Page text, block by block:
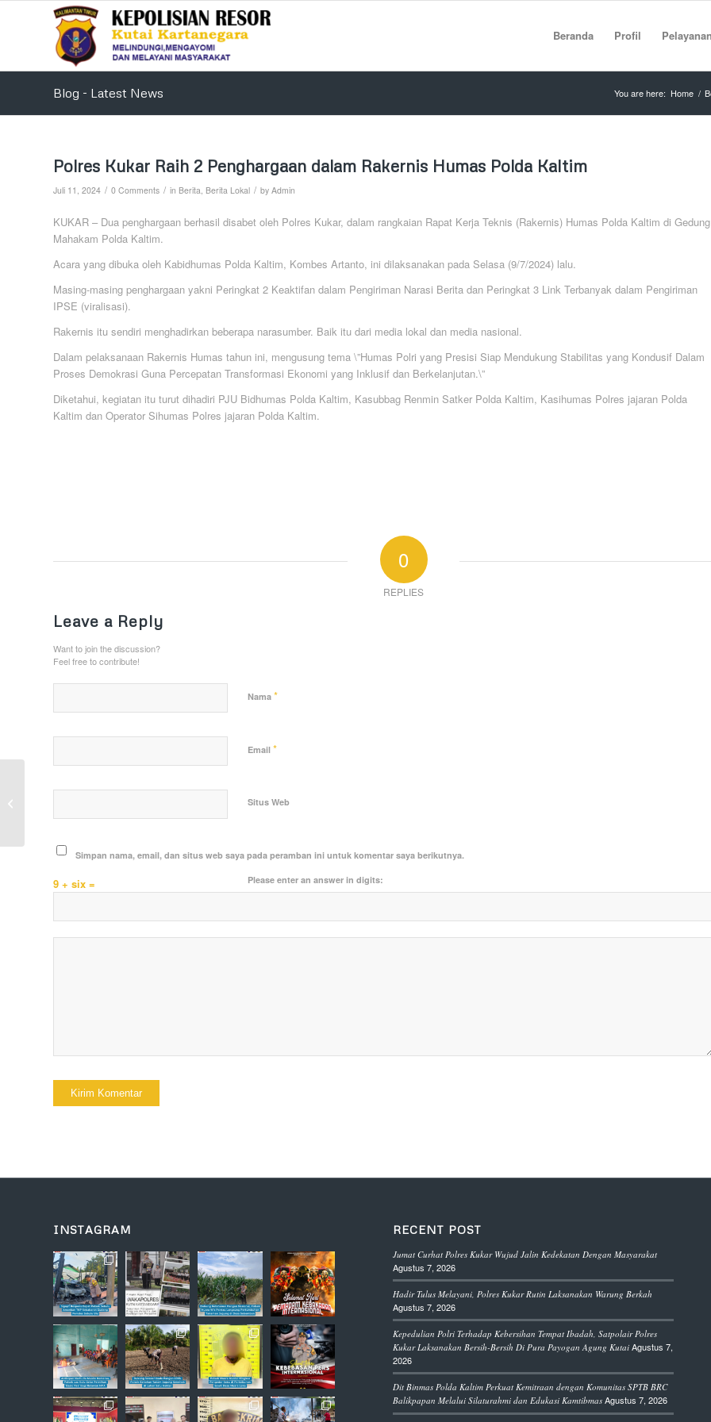
Beranda Profil Pelayanan
Blog - Latest News You are here: Home /
Polres Kukar Raih 2 Penghargaan dalam Rakernis Humas Polda Kaltim
Juli 11, 2024 / 0 Comments / in Berita, Berita Lokal / by Admin
KUKAR – Dua penghargaan berhasil disabet oleh Polres Kukar, dalam rangkaian Rapat Kerja Teknis (Rakernis) Humas Polda Kaltim di Gedung
Mahakam Polda Kaltim.
Acara yang dibuka oleh Kabidhumas Polda Kaltim, Kombes Artanto, ini dilaksanakan pada Selasa (9/7/2024) lalu.
Masing-masing penghargaan yakni Peringkat 2 Keaktifan dalam Pengiriman Narasi Berita dan Peringkat 3 Link Terbanyak dalam Pengiriman
IPSE (viralisasi).
Rakernis itu sendiri menghadirkan beberapa narasumber. Baik itu dari media lokal dan media nasional.
Dalam pelaksanaan Rakernis Humas tahun ini, mengusung tema \”Humas Polri yang Presisi Siap Mendukung Stabilitas yang Kondusif Dalam
Proses Demokrasi Guna Percepatan Transformasi Ekonomi yang Inklusif dan Berkelanjutan.\”
Diketahui, kegiatan itu turut dihadiri PJU Bidhumas Polda Kaltim, Kasubbag Renmin Satker Polda Kaltim, Kasihumas Polres jajaran Polda
Kaltim dan Operator Sihumas Polres jajaran Polda Kaltim.
0
REPLIES
Leave a Reply
Want to join the discussion?
Feel free to contribute!
Nama *
Email *
Situs Web
Simpan nama, email, dan situs web saya pada peramban ini untuk komentar saya berikutnya.
Please enter an answer in digits:
9 + six =
INSTAGRAM RECENT POST
Jumat Curhat Polres Kukar Wujud Jalin Kedekatan Dengan Masyarakat
Agustus 7, 2026
Hadir Tulus Melayani, Polres Kukar Rutin Laksanakan Warung Berkah
Agustus 7, 2026
Kepedulian Polri Terhadap Kebersihan Tempat Ibadah, Satpolair Polres
Kukar Laksanakan Bersih-Bersih Di Pura Payogan Agung Kutai Agustus 7,
2026
Dit Binmas Polda Kaltim Perkuat Kemitraan dengan Komunitas SPTB BRC
Balikpapan Melalui Silaturahmi dan Edukasi Kamtibmas Agustus 7, 2026
Tingkatkan Sinergitas TNI-Polri,
Samboja Gelar Karya...